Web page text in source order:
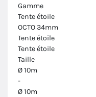
Gamme
Tente étoile
OCTO 34mm
Tente étoile
Tente étoile
Taille
Ø 10m
-
Ø 10m